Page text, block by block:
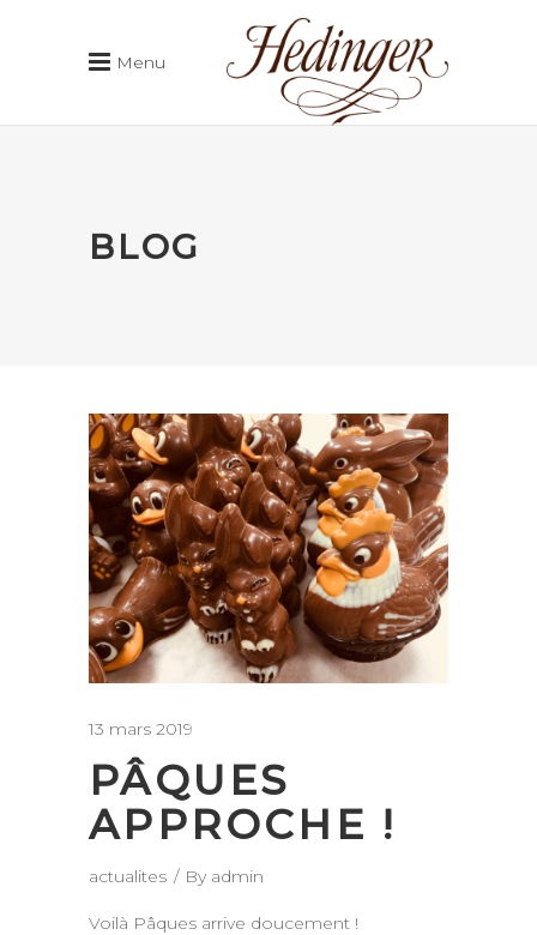
Menu
BLOG
13 mars 2019
PÂQUES
APPROCHE !
actualites By admin
Voilà Pâques arrive doucement !